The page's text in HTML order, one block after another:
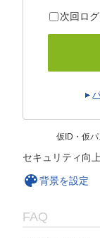
次回ロ
仮ID・仮
セキュリティ向
背景を設定
FAQ